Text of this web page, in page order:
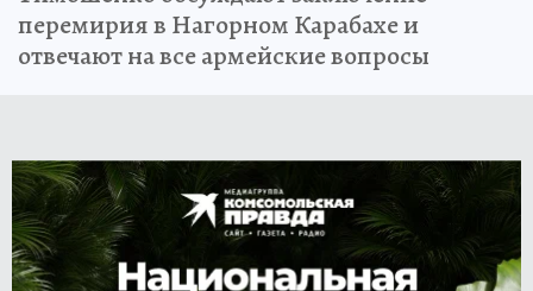
перемирия в Нагорном Карабахе и
отвечают на все армейские вопросы